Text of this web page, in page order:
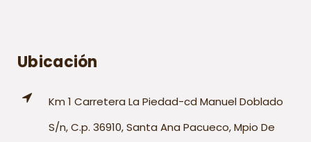
Ubicación
Km 1 Carretera La Piedad-cd Manuel Doblado
S/n, C.p. 36910, Santa Ana Pacueco, Mpio De